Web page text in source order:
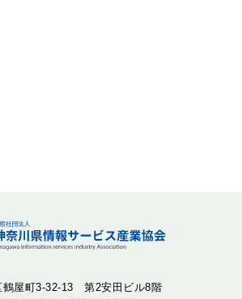
鶴屋町3-32-13 第2安田ビル8階